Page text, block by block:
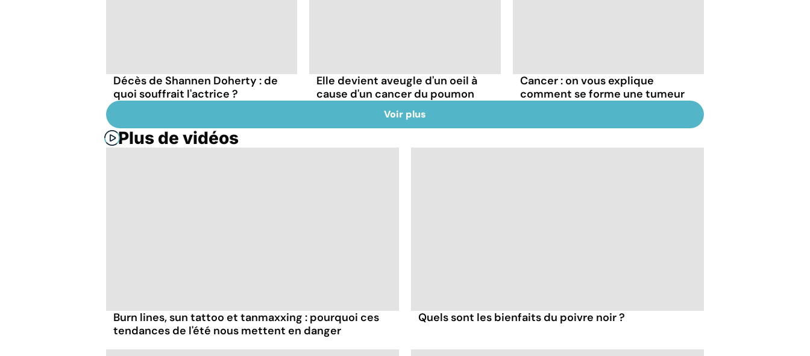
Décès de Shannen Doherty : de
quoi souffrait l'actrice ?
Elle devient aveugle d'un oeil à
cause d'un cancer du poumon
Cancer : on vous explique
comment se forme une tumeur
Voir plus
Plus de vidéos
Burn lines, sun tattoo et tanmaxxing : pourquoi ces
tendances de l'été nous mettent en danger
Quels sont les bienfaits du poivre noir ?